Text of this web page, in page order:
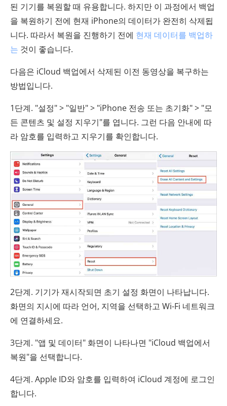
된 기기를 복원할 때 유용합니다. 하지만 이 과정에서 백업
을 복원하기 전에 현재 iPhone의 데이터가 완전히 삭제됩
니다. 따라서 복원을 진행하기 전에 현재 데이터를 백업하
는 것이 좋습니다.
다음은 iCloud 백업에서 삭제된 이전 동영상을 복구하는
방법입니다.
1단계. "설정" > "일반" > "iPhone 전송 또는 초기화" > "모
든 콘텐츠 및 설정 지우기"를 엽니다. 그런 다음 안내에 따
라 암호를 입력하고 지우기를 확인합니다.
2단계. 기기가 재시작되면 초기 설정 화면이 나타납니다.
화면의 지시에 따라 언어, 지역을 선택하고 Wi-Fi 네트워크
에 연결하세요.
3단계. "앱 및 데이터" 화면이 나타나면 "iCloud 백업에서
복원"을 선택합니다.
4단계. Apple ID와 암호를 입력하여 iCloud 계정에 로그인
합니다.